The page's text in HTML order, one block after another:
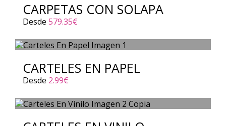
CARPETAS CON SOLAPA
Desde 579.35€
CARTELES EN PAPEL
Desde 2.99€